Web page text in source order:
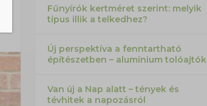
Fűnyírók kertméret szerint: melyik
típus illik a telkedhez?
Új perspektíva a fenntartható
építészetben – alumínium tolóajtók
Van új a Nap alatt – tények és
tévhitek a napozásról